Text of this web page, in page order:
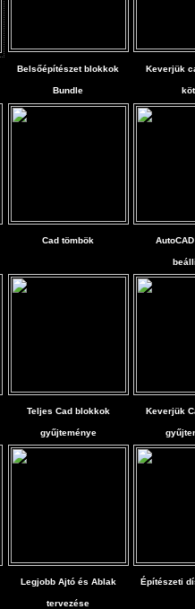
Belsőépítészet blokkok
Bundle
Keverjük
Cad tömbök
Teljes Cad blokkok
gyűjteménye
Keverjük
Legjobb Ajtó és Ablak
tervezése
Építészeti